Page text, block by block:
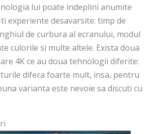
lui poate indeplini anumite
experiente desavarsite: timp de
de curbura al ecranului, modul
culorile si multe altele. Exista doua
4K ce au doua tehnologii diferite:
difera foarte mult, insa, pentru
varianta este nevoie sa discuti cu